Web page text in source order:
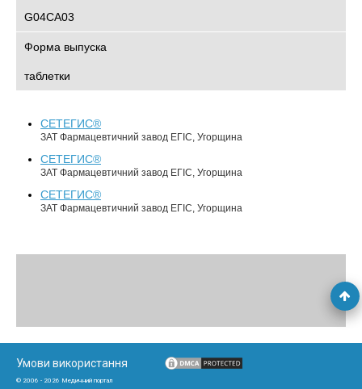
G04CA03
Форма выпуска
таблетки
СЕТЕГИС®
ЗАТ Фармацевтичний завод ЕГІС, Угорщина
СЕТЕГИС®
ЗАТ Фармацевтичний завод ЕГІС, Угорщина
СЕТЕГИС®
ЗАТ Фармацевтичний завод ЕГІС, Угорщина
Умови використання
© 2006 - 2026 Медичний портал